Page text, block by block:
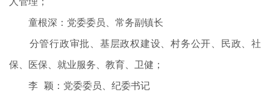
童根深：党委委员、常务副镇长
分管行政审批、基层政权建设、村务公开、民政、社
保、医保、就业服务、教育、卫健；
李 颖：党委委员、纪委书记